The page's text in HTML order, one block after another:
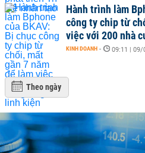
Hành trình làm
công ty chip từ
việc với 200 nhà
KINH DOANH - 09:11 | 09/
Theo ngày